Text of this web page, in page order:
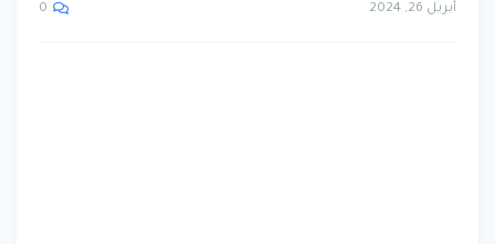
أبريل 26, 2024 0